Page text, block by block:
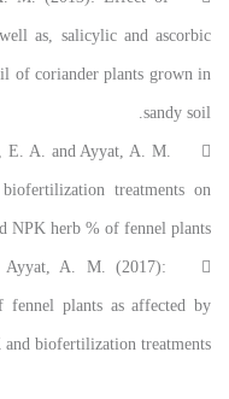
as, salicylic and ascorbic
of coriander plants grown in
sandy soil.

E. A. and Ayyat, A. M.
treatments on
NPK herb % of fennel plants.

Ayyat, A. M. (2017):
fennel plants as affected by
biofertilization treatments.